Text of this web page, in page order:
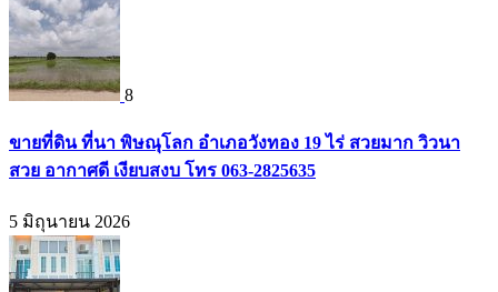
8
ขายที่ดิน ที่นา พิษณุโลก อำเภอวังทอง 19 ไร่ สวยมาก วิวนา
สวย อากาศดี เงียบสงบ โทร 063-2825635
5 มิถุนายน 2026